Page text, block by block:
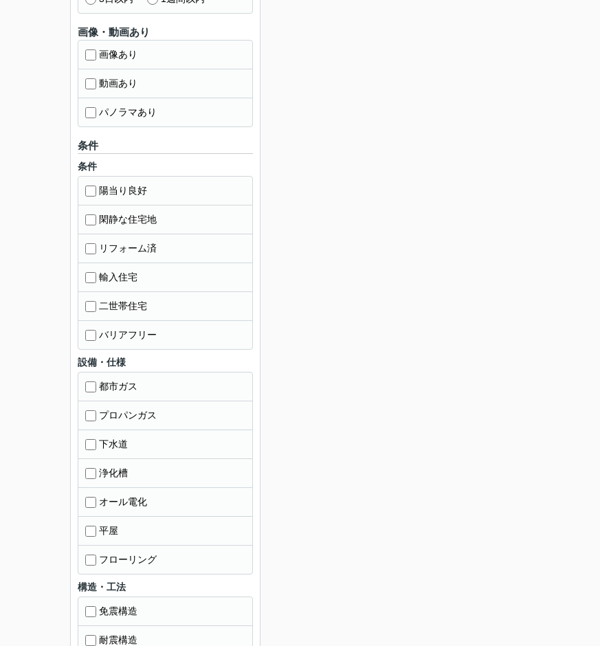
画像・動画あり
画像あり
動画あり
パノラマあり
条件
条件
陽当り良好
閑静な住宅地
リフォーム済
輸入住宅
二世帯住宅
バリアフリー
設備・仕様
都市ガス
プロパンガス
下水道
浄化槽
オール電化
平屋
フローリング
構造・工法
免震構造
耐震構造